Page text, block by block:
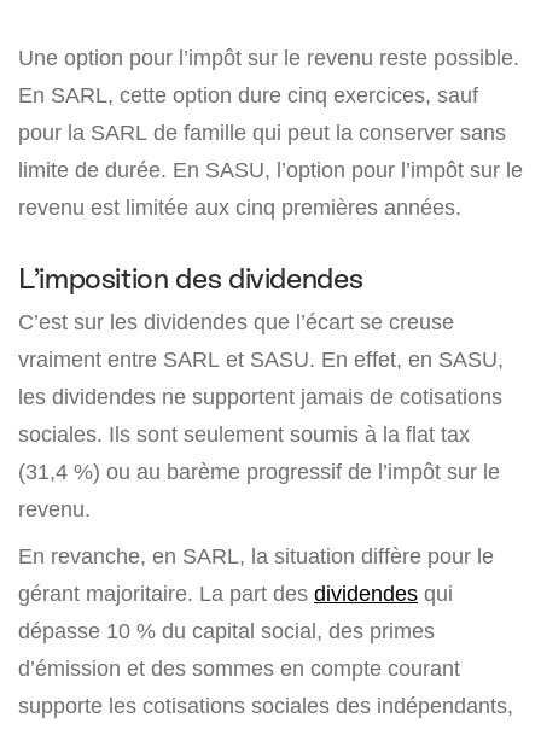
Une option pour l’impôt sur le revenu reste possible.
En SARL, cette option dure cinq exercices, sauf
pour la SARL de famille qui peut la conserver sans
limite de durée. En SASU, l’option pour l’impôt sur le
revenu est limitée aux cinq premières années.
L’imposition des dividendes
C’est sur les dividendes que l’écart se creuse
vraiment entre SARL et SASU. En effet, en SASU,
les dividendes ne supportent jamais de cotisations
sociales. Ils sont seulement soumis à la flat tax
(31,4 %) ou au barème progressif de l’impôt sur le
revenu.
En revanche, en SARL, la situation diffère pour le
gérant majoritaire. La part des dividendes qui
dépasse 10 % du capital social, des primes
d’émission et des sommes en compte courant
supporte les cotisations sociales des indépendants,